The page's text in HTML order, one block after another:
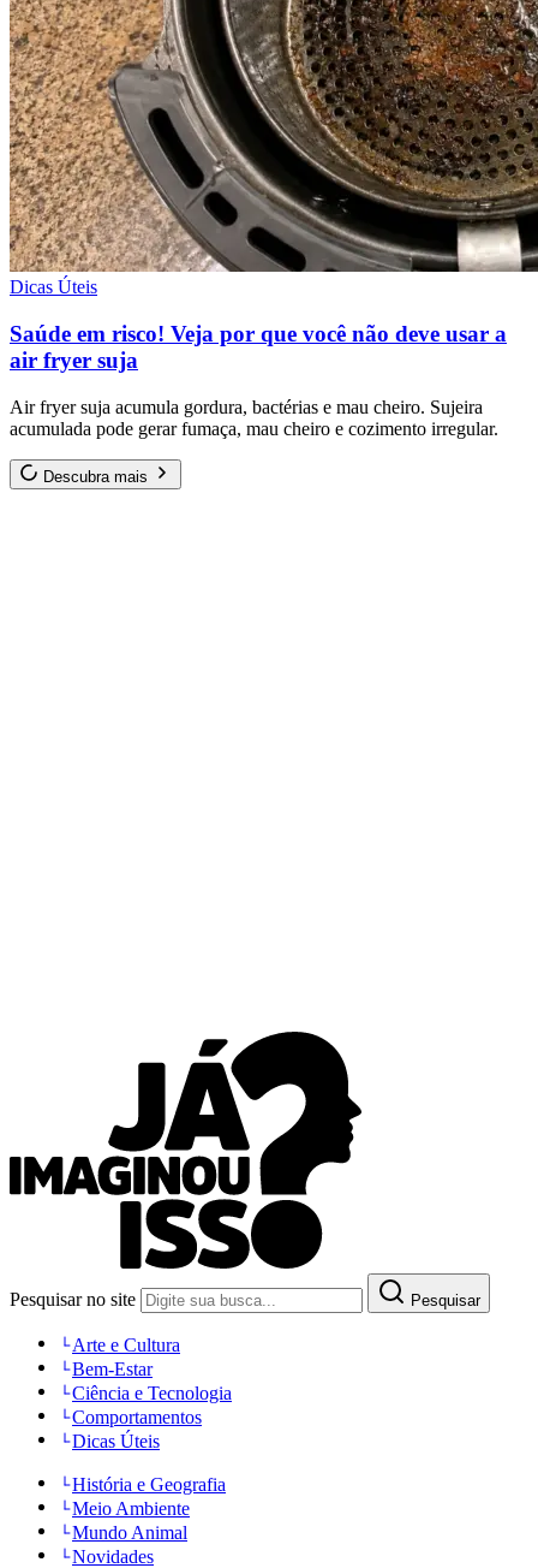
Dicas Úteis
Saúde em risco! Veja por que você não deve usar a
air fryer suja
Air fryer suja acumula gordura, bactérias e mau cheiro. Sujeira
acumulada pode gerar fumaça, mau cheiro e cozimento irregular.
Descubra mais
Pesquisar no site Pesquisar
Arte e Cultura
Bem-Estar
Ciência e Tecnologia
Comportamentos
Dicas Úteis
História e Geografia
Meio Ambiente
Mundo Animal
Novidades